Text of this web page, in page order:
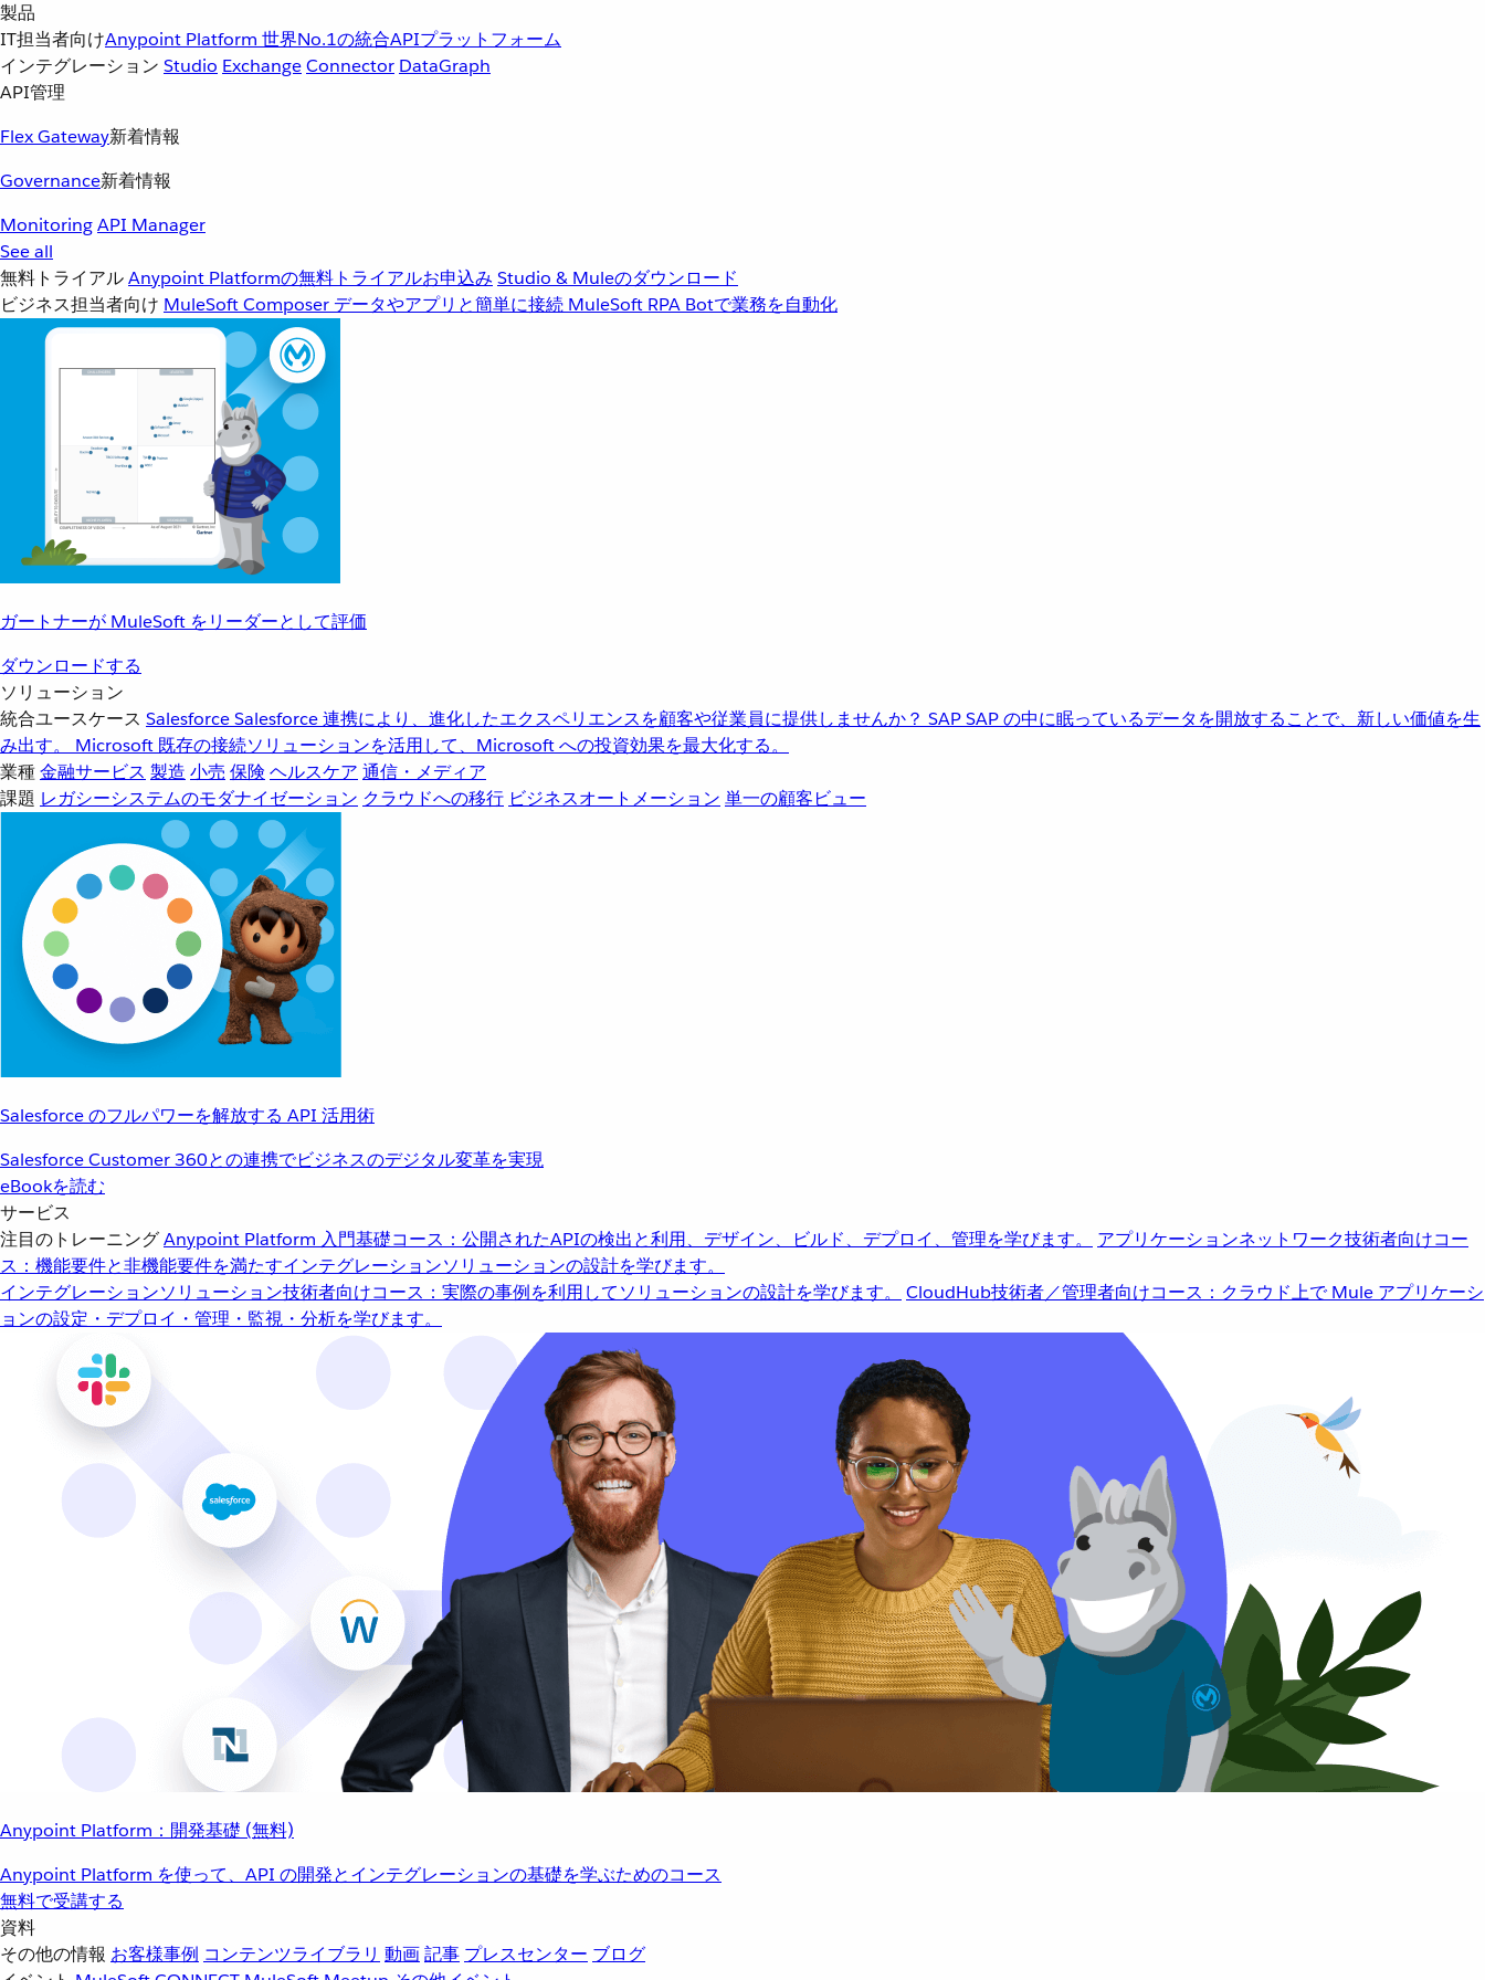
製品
IT担当者向けAnypoint Platform 世界No.1の統合APIプラットフォーム
インテグレーション Studio ExchangeConnector DataGraph
API管理
Flex Gateway新着情報
Governance新着情報
MonitoringAPI Manager
See all
無料トライアルAnypoint Platformの無料トライアルお申込み Studio & Muleのダウンロード
ビジネス担当者向け MuleSoft Composer データやアプリと簡単に接続 MuleSoft RPA Botで業務を自動化
ガートナーが MuleSoft をリーダーとして評価
ダウンロードする
ソリューション
統合ユースケース SalesforceSalesforce 連携により、進化したエクスペリエンスを顧客や従業員に提供しませんか？ SAPSAP の中に眠っているデータを開放することで、新しい価値を生
み出す。
Microsoft 既存の接続ソリューションを活用して、Microsoft への投資効果を最大化する。
業種金融サービス 製造 小売 保険 ヘルスケア 通信・メディア
課題 レガシーシステムのモダナイゼーション クラウドへの移行 ビジネスオートメーション 単一の顧客ビュー
Salesforce のフルパワーを解放する API 活用術
Salesforce Customer 360との連携でビジネスのデジタル変革を実現
eBookを読む
サービス
注目のトレーニングAnypoint Platform 入門基礎コース：公開されたAPIの検出と利用、デザイン、ビルド、デプロイ、管理を学びます。 アプリケーションネットワーク技術者向けコー
ス：機能要件と非機能要件を満たすインテグレーションソリューションの設計を学びます。
インテグレーションソリューション技術者向けコース：実際の事例を利用してソリューションの設計を学びます。 CloudHub技術者／管理者向けコース：クラウド上で Mule アプリケーシ
ョンの設定・デプロイ・管理・監視・分析を学びます。
Anypoint Platform：開発基礎 (無料)
Anypoint Platform を使って、API の開発とインテグレーションの基礎を学ぶためのコース
無料で受講する
資料
その他の情報 お客様事例 コンテンツライブラリ 動画記事 プレスセンター ブログ